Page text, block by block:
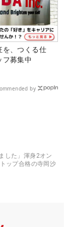
を、つくる仕
フ募集中
by
した」渾身2オン
ップ合格の寺岡沙